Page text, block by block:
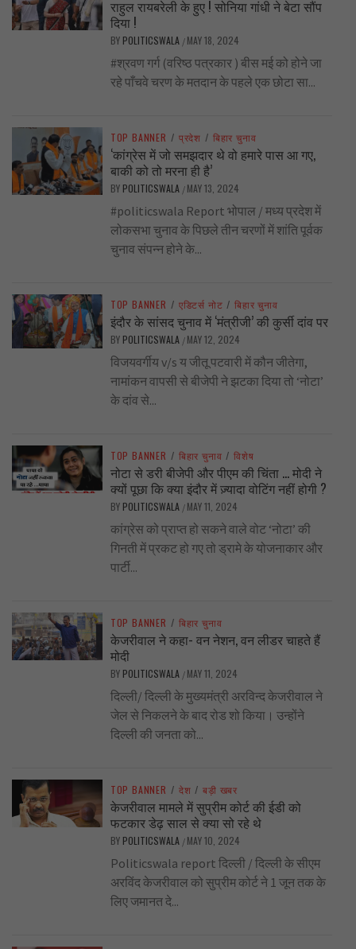
राहुल रायबरेली के हुए ! सोनिया गांधी ने बेटा सौंप
दिया !
BY POLITICSWALA / MAY 18, 2024
#श्रवण गर्ग (वरिष्ठ पत्रकार ) बीस मई को होने जा
रहे पाँचवे चरण के मतदान के पहले एक छोटा सा...
TOP BANNER / प्रदेश / बिहार चुनाव
‘कांग्रेस में जो समझदार थे वो हमारे पास आ गए,
बाकी को तो मरना ही है’
BY POLITICSWALA / MAY 13, 2024
#politicswala Report भोपाल / मध्य प्रदेश में
लोकसभा चुनाव के पिछले तीन चरणों में शांति पूर्वक
चुनाव संपन्न होने के...
TOP BANNER / एडिटर्स नोट / बिहार चुनाव
इंदौर के सांसद चुनाव में ‘मंत्रीजी’ की कुर्सी दांव पर
BY POLITICSWALA / MAY 12, 2024
विजयवर्गीय v/s य जीतू पटवारी में कौन जीतेगा,
नामांकन वापसी से बीजेपी ने झटका दिया तो ‘नोटा’
के दांव से...
TOP BANNER / बिहार चुनाव / विशेष
नोटा से डरी बीजेपी और पीएम की चिंता … मोदी ने
क्यों पूछा कि क्या इंदौर में ज़्यादा वोटिंग नहीं होगी ?
BY POLITICSWALA / MAY 11, 2024
कांग्रेस को प्राप्त हो सकने वाले वोट ‘नोटा’ की
गिनती में प्रकट हो गए तो ड्रामे के योजनाकार और
पार्टी...
TOP BANNER / बिहार चुनाव
केजरीवाल ने कहा- वन नेशन, वन लीडर चाहते हैं
मोदी
BY POLITICSWALA / MAY 11, 2024
दिल्ली/ दिल्ली के मुख्यमंत्री अरविन्द केजरीवाल ने
जेल से निकलने के बाद रोड शो किया। उन्होंने
दिल्ली की जनता को...
TOP BANNER / देश / बड़ी खबर
केजरीवाल मामले में सुप्रीम कोर्ट की ईडी को
फटकार डेढ़ साल से क्या सो रहे थे
BY POLITICSWALA / MAY 10, 2024
Politicswala report दिल्ली / दिल्ली के सीएम
अरविंद केजरीवाल को सुप्रीम कोर्ट ने 1 जून तक के
लिए जमानत दे...